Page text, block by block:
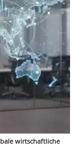
wirtschaftliche